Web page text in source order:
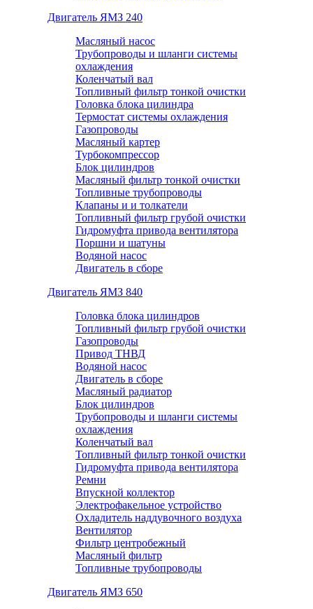
Двигатель ЯМЗ 240
Масляный насос
Трубопроводы и шланги системы
охлаждения
Коленчатый вал
Топливный фильтр тонкой очистки
Головка блока цилиндра
Термостат системы охлаждения
Газопроводы
Масляный картер
Турбокомпрессор
Блок цилиндров
Масляный фильтр тонкой очистки
Топливные трубопроводы
Клапаны и и толкатели
Топливный фильтр грубой очистки
Гидромуфта привода вентилятора
Поршни и шатуны
Водяной насос
Двигатель в сборе
Двигатель ЯМЗ 840
Головка блока цилиндров
Топливный фильтр грубой очистки
Газопроводы
Привод ТНВД
Водяной насос
Двигатель в сборе
Масляный радиатор
Блок цилиндров
Трубопроводы и шланги системы
охлаждения
Коленчатый вал
Топливный фильтр тонкой очистки
Гидромуфта привода вентилятора
Ремни
Впускной коллектор
Электрофакельное устройство
Охладитель наддувочного воздуха
Вентилятор
Фильтр центробежный
Масляный фильтр
Топливные трубопроводы
Двигатель ЯМЗ 650